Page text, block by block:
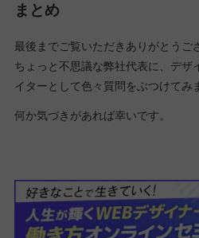
まとめ
最後までご覧いただきありがとうご
ちょっと不思議な弊社代表に、デザ
イターとして色々質問をぶつけてみ
何か気づきがあれば幸いです。